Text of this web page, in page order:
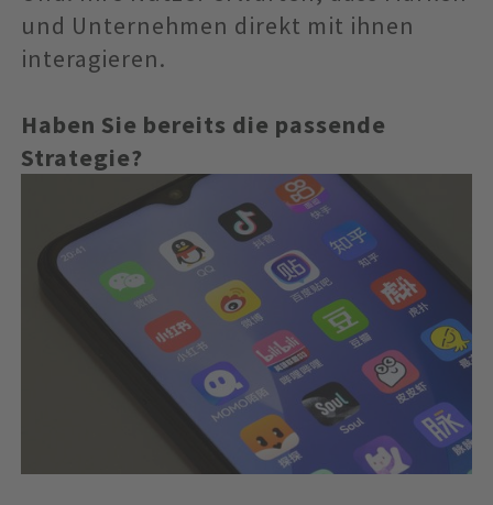
und Unternehmen direkt mit ihnen
interagieren.
Haben Sie bereits die passende
Strategie?